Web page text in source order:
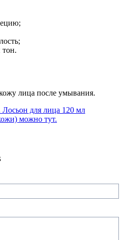
тон.
лица после умывания.
для лица 120 мл
можно тут.